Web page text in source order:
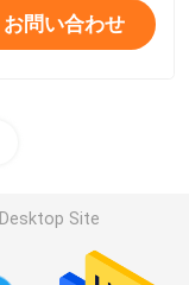
お問い合わせ
Desktop Site